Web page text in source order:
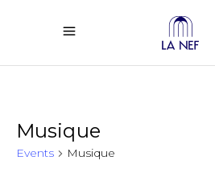
Musique
Events Musique